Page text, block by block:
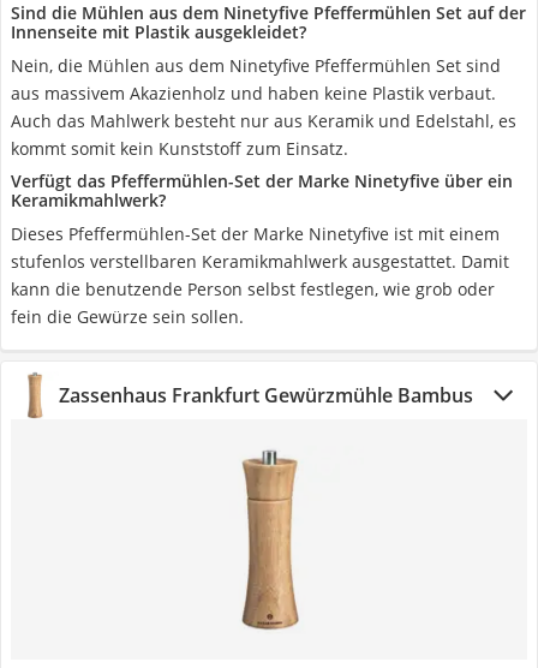
Sind die Mühlen aus dem Ninetyfive Pfeffermühlen Set auf der
Innenseite mit Plastik ausgekleidet?
Nein, die Mühlen aus dem Ninetyfive Pfeffermühlen Set sind
aus massivem Akazienholz und haben keine Plastik verbaut.
Auch das Mahlwerk besteht nur aus Keramik und Edelstahl, es
kommt somit kein Kunststoff zum Einsatz.
Verfügt das Pfeffermühlen-Set der Marke Ninetyfive über ein
Keramikmahlwerk?
Dieses Pfeffermühlen-Set der Marke Ninetyfive ist mit einem
stufenlos verstellbaren Keramikmahlwerk ausgestattet. Damit
kann die benutzende Person selbst festlegen, wie grob oder
fein die Gewürze sein sollen.
Zassenhaus Frankfurt Gewürzmühle Bambus